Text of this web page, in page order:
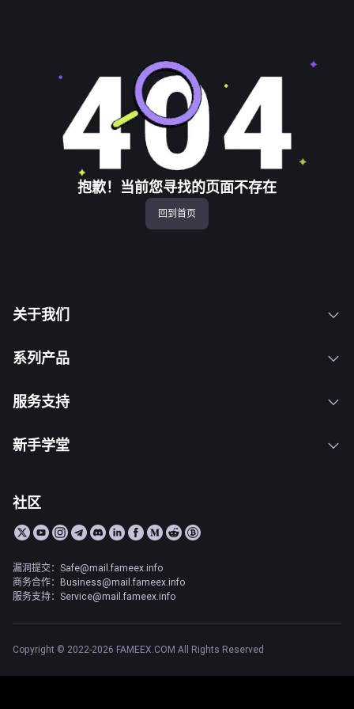
抱歉！当前您寻找的页面不存在
回到首页
关于我们
系列产品
服务支持
新手学堂
社区
漏洞提交：Safe@mail.fameex.info
商务合作：Business@mail.fameex.info
服务支持：Service@mail.fameex.info
Copyright © 2022-2026 FAMEEX.COM All Rights Reserved